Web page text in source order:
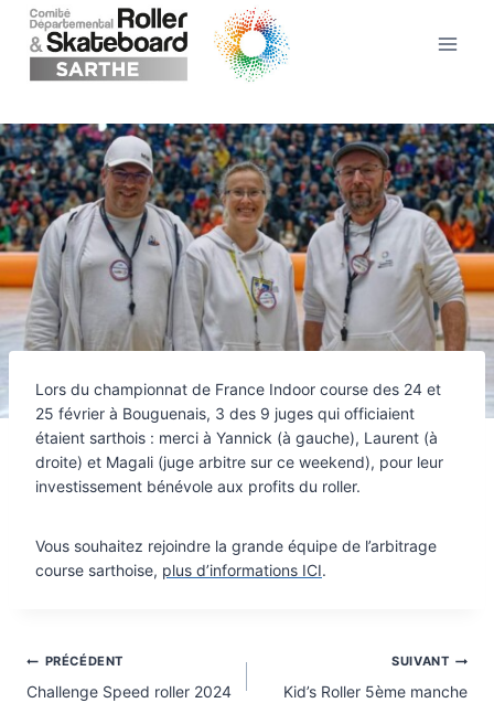
Aller
contenu
Lors du championnat de France Indoor course des 24 et
25 février à Bouguenais, 3 des 9 juges qui officiaient
étaient sarthois : merci à Yannick (à gauche), Laurent (à
droite) et Magali (juge arbitre sur ce weekend), pour leur
investissement bénévole aux profits du roller.
Vous souhaitez rejoindre la grande équipe de l’arbitrage
course sarthoise, plus d’informations ICI.
Navigation
PRÉCÉDENT
Challenge Speed roller 2024
SUIVANT
Kid’s Roller 5ème manche